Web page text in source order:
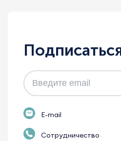
E-mail
Сотрудничество